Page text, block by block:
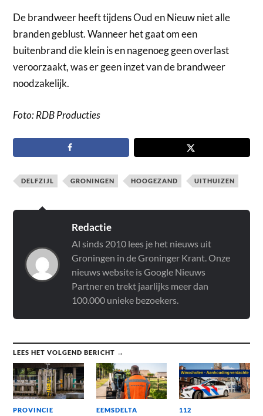
De brandweer heeft tijdens Oud en Nieuw niet alle
branden geblust. Wanneer het gaat om een
buitenbrand die klein is en nagenoeg geen overlast
veroorzaakt, was er geen inzet van de brandweer
noodzakelijk.
Foto: RDB Producties
DELFZIJL GRONINGEN HOOGEZAND UITHUIZEN
Redactie
Al sinds 2010 lees je het nieuws uit
Groningen in de Groninger Krant. Onze
nieuws website is Google Nieuws
Partner en trekt jaarlijks meer dan
100.000 unieke bezoekers.
LEES HET VOLGEND BERICHT →
PROVINCIE EEMSDELTA 112